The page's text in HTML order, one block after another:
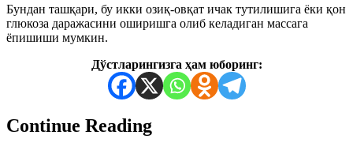
Бундан ташқари, бу икки озиқ-овқат ичак тутилишига ёки қон
глюкоза даражасини оширишга олиб келадиган массага
ёпишиши мумкин.
Дўстларингизга ҳам юборинг:
Continue Reading